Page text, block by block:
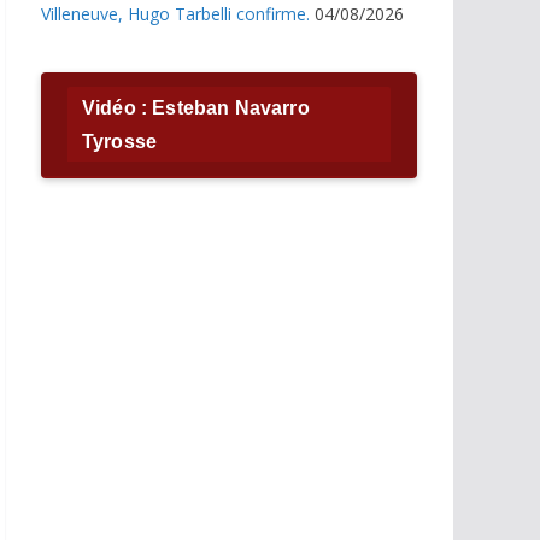
Villeneuve, Hugo Tarbelli confirme. 04/08/2026
Vidéo : Esteban Navarro
Tyrosse